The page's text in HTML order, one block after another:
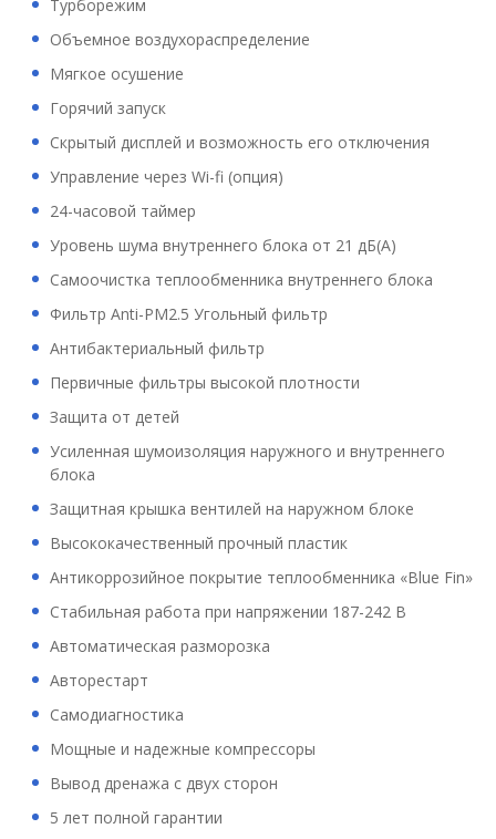
Турборежим
Объемное воздухораспределение
Мягкое осушение
Горячий запуск
Скрытый дисплей и возможность его отключения
Управление через Wi-fi (опция)
24-часовой таймер
Уровень шума внутреннего блока от 21 дБ(А)
Самоочистка теплообменника внутреннего блока
Фильтр Anti-PM2.5 Угольный фильтр
Антибактериальный фильтр
Первичные фильтры высокой плотности
Защита от детей
Усиленная шумоизоляция наружного и внутреннего
блока
Защитная крышка вентилей на наружном блоке
Высококачественный прочный пластик
Антикоррозийное покрытие теплообменника «Blue Fin»
Стабильная работа при напряжении 187-242 В
Автоматическая разморозка
Авторестарт
Самодиагностика
Мощные и надежные компрессоры
Вывод дренажа с двух сторон
5 лет полной гарантии